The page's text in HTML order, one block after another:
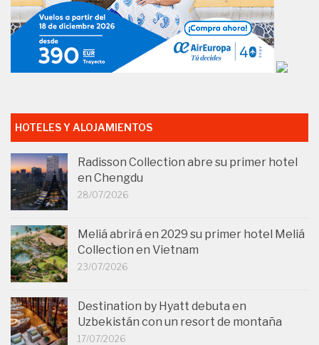
HOTELES Y ALOJAMIENTOS
Radisson Collection abre su primer hotel
en Chengdu
28/07/2026
Meliá abrirá en 2029 su primer hotel Meliá
Collection en Vietnam
23/07/2026
Destination by Hyatt debuta en
Uzbekistán con un resort de montaña
17/07/2026